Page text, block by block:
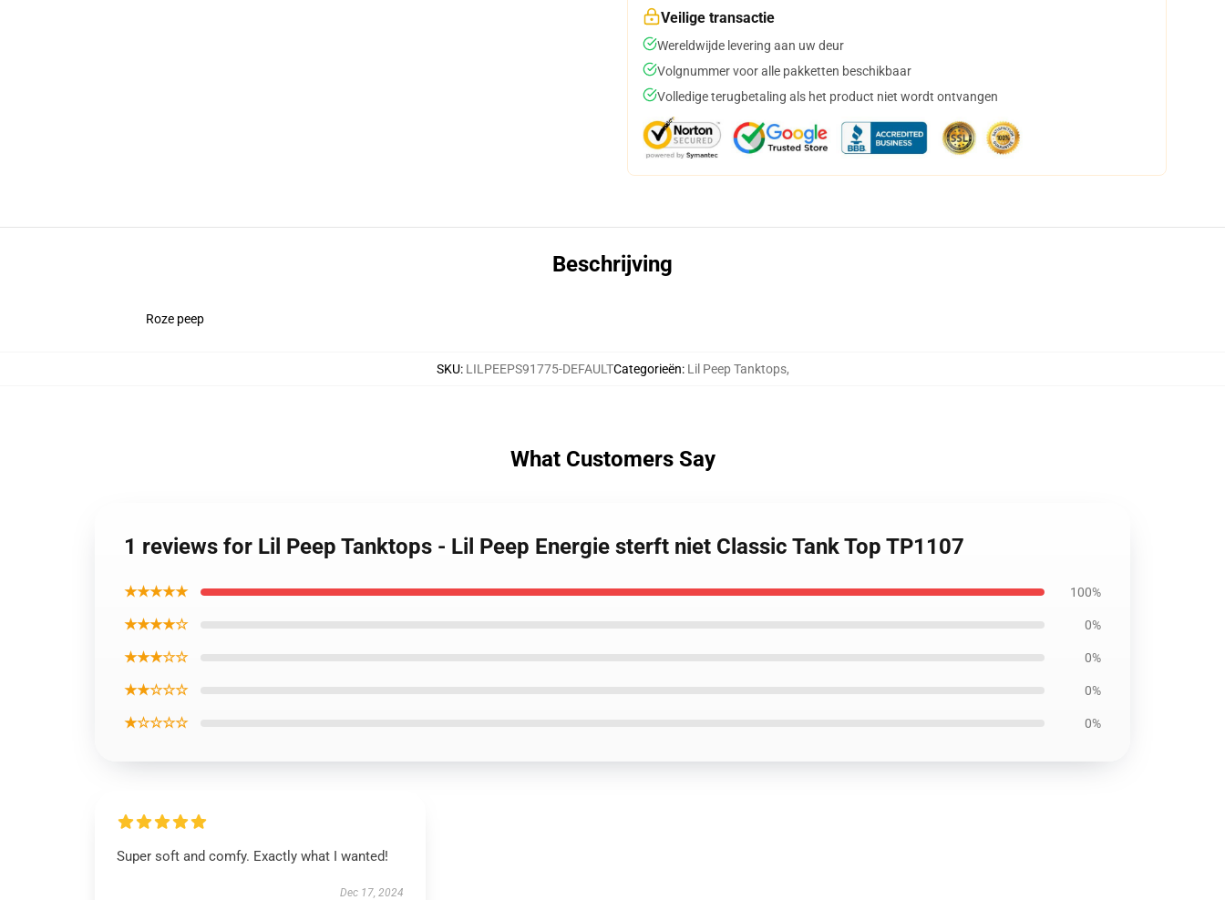
Veilige transactie
Wereldwijde levering aan uw deur
Volgnummer voor alle pakketten beschikbaar
Volledige terugbetaling als het product niet wordt ontvangen
Beschrijving
Roze peep
SKU: LILPEEPS91775-DEFAULTCategorieën: Lil Peep Tanktops,
What Customers Say
1 reviews for Lil Peep Tanktops - Lil Peep Energie sterft niet Classic Tank Top TP1107
★★★★★ 100%
★★★★☆ 0%
★★★☆☆ 0%
★★☆☆☆ 0%
★☆☆☆☆ 0%
Super soft and comfy. Exactly what I wanted!
Dec 17, 2024